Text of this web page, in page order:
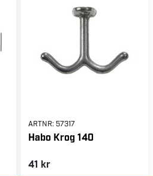
ARTNR: 57317
Habo Krog 140
41 kr